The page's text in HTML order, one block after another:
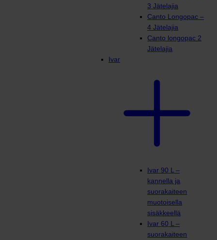
3 Jätelajia
Canto Longopac –
4 Jätelajia
Canto longopac 2
Jätelajia
Ivar
Ivar 90 L –
kannella ja
suorakaiteen
muotoisella
sisäkkeellä
Ivar 60 L –
suorakaiteen